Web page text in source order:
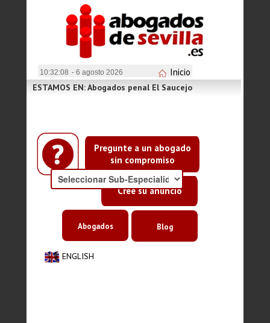
10:32:09 - 6 agosto 2026 Inicio
Pregunte a un abogado
sin compromiso
Cree su anuncio
ESTAMOS EN: Abogados penal El Saucejo
ENGLISH
Abogados Blog